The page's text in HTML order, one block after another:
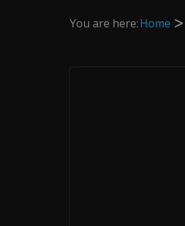
You are here:Home